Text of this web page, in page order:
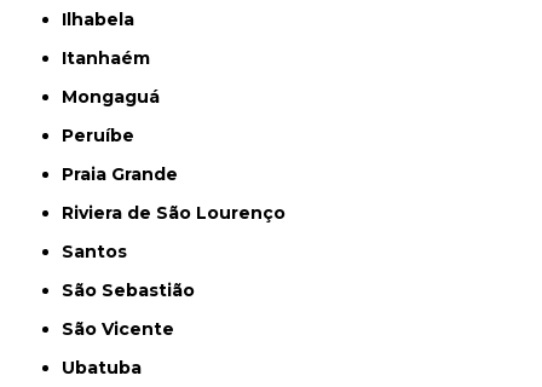
Ilhabela
Itanhaém
Mongaguá
Peruíbe
Praia Grande
Riviera de São Lourenço
Santos
São Sebastião
São Vicente
Ubatuba